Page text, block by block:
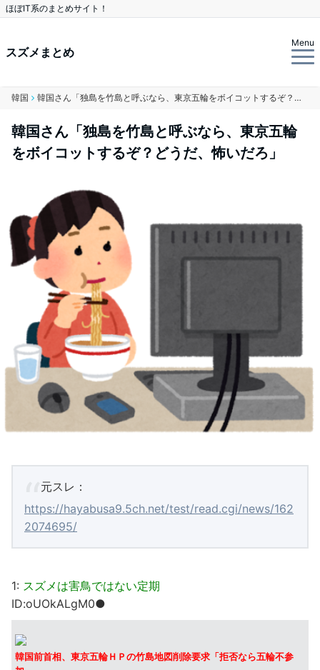
ほぼIT系のまとめサイト！
スズメまとめ
Menu
韓国 韓国さん「独島を竹島と呼ぶなら、東京五輪をボイコットするぞ？どうだ、怖いだろ」
韓国さん「独島を竹島と呼ぶなら、東京五輪
をボイコットするぞ？どうだ、怖いだろ」
元スレ：
https://hayabusa9.5ch.net/test/read.cgi/news/162
2074695/
1: スズメは害鳥ではない定期
ID:oUOkALgM0●
韓国前首相、東京五輪ＨＰの竹島地図削除要求「拒否なら五輪不参